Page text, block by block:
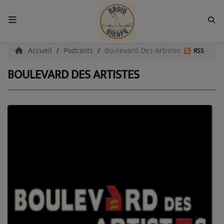
ACCUEIL
Radio
UN HAVRE DE CULTURE
PAROLES D'ENTREPRENEURS
Accueil Podcasts Boulevard Des Artistes RSS
BOULEVARD DES ARTISTES